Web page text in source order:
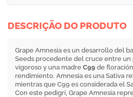
DESCRIÇÃO DO PRODUTO
Grape Amnesia es un desarrollo del
Seeds procedente del cruce entre un
vigoroso y una madre C99 de
rendimiento. Amnesia es una Sativa
mientras que C99 es considerada el
Con este pedigrí, Grape Amnesia